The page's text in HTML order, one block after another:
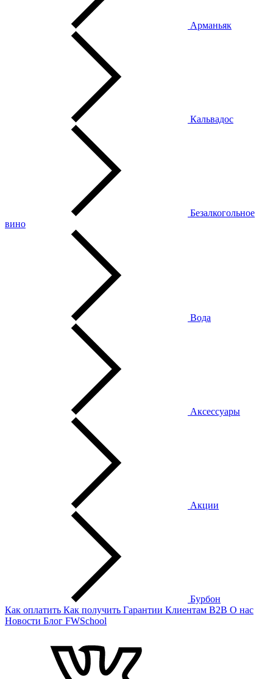
Арманьяк
Кальвадос
Безалкогольное
вино
Вода
Аксессуары
Акции
Бурбон
Как оплатить Как получить Гарантии Клиентам B2B О нас
Новости Блог FWSchool